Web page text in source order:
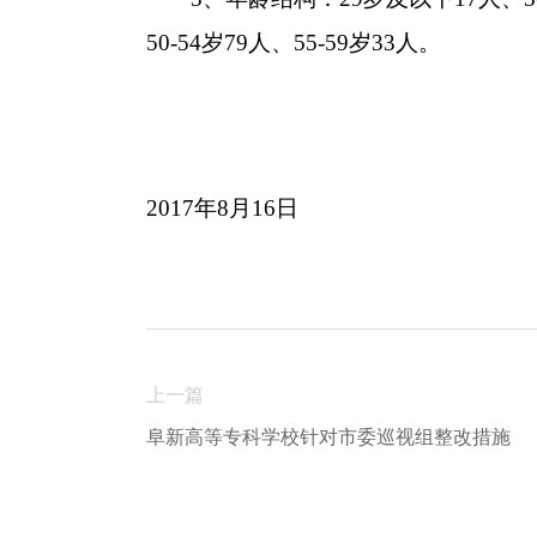
50-54岁79 人、 55-59岁33 人。
2017年8 月 16 日
上一篇
阜新高等专科学校针对市委巡视组整改措施